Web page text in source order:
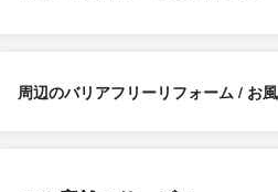
周辺のバリアフリーリフォーム / お